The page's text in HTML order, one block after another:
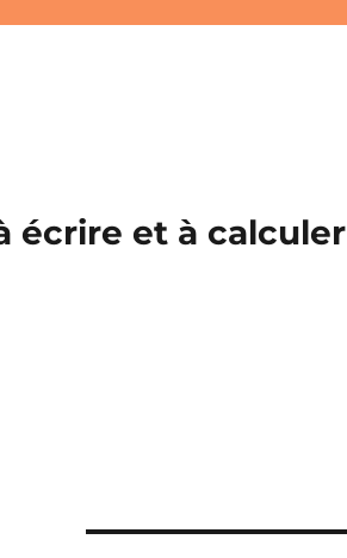
écrire et à calculer